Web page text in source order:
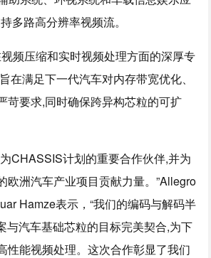
多路高分辨率视频流。
频压缩和实时视频处理方面的深厚专
在满足下一代汽车对内存带宽优化、
苛要求,同时确保跨异构芯粒的可扩
CHASSIS计划的重要合作伙伴,并为
欧洲汽车产业项目贡献力量。”Allegro
Hamze表示，“我们的编码与解码半
与汽车基础芯粒的目标完美契合,为下
性能视频处理。这次合作彰显了我们